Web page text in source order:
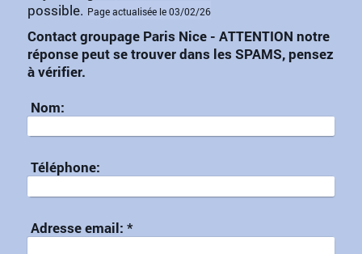
possible. Page actualisée le 03/02/26
Contact groupage Paris Nice - ATTENTION notre
réponse peut se trouver dans les SPAMS, pensez
à vérifier.
Nom:
Téléphone:
Adresse email: *